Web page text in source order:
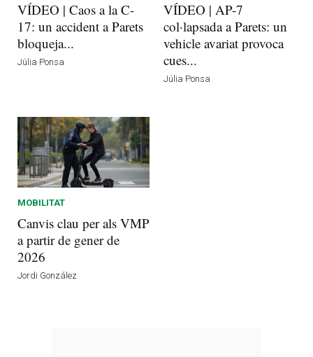
VÍDEO | Caos a la C-
17: un accident a Parets
bloqueja...
Júlia Ponsa
VÍDEO | AP-7
col·lapsada a Parets: un
vehicle avariat provoca
cues...
Júlia Ponsa
MOBILITAT
Canvis clau per als VMP
a partir de gener de
2026
Jordi González